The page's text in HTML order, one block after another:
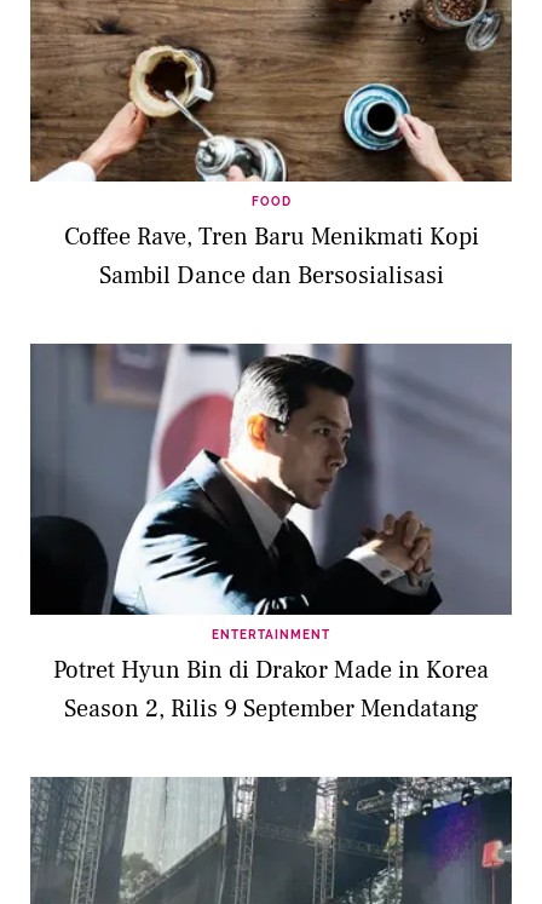
FOOD
Coffee Rave, Tren Baru Menikmati Kopi
Sambil Dance dan Bersosialisasi
ENTERTAINMENT
Potret Hyun Bin di Drakor Made in Korea
Season 2, Rilis 9 September Mendatang